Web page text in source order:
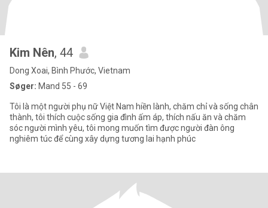
Kim Nên, 44
Dong Xoai, Bình Phước, Vietnam
Søger: Mand 55 - 69
Tôi là một người phụ nữ Việt Nam hiền lành, chăm chỉ và sống chân
thành, tôi thích cuộc sống gia đình ấm áp, thích nấu ăn và chăm
sóc người mình yêu, tôi mong muốn tìm được người đàn ông
nghiêm túc để cùng xây dựng tương lai hạnh phúc